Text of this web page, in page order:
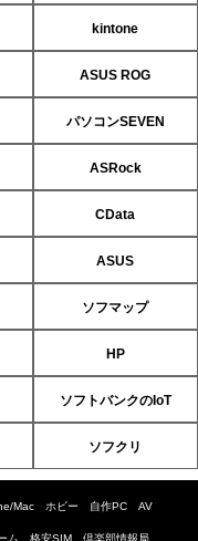
kintone
ASUS ROG
パソコンSEVEN
ASRock
CData
ASUS
ソフマップ
HP
ソフトバンクのIoT
ソフクリ
Mac ホビー 自作PC AV
ム 格安SIM 倶楽部情報局